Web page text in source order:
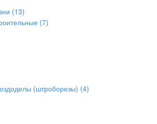
(13)
(7)
(штроборезы) (4)